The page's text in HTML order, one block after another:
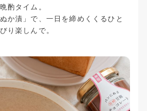
酌タイム。
か漬」で、一日を締めくくるひと
り楽しんで。